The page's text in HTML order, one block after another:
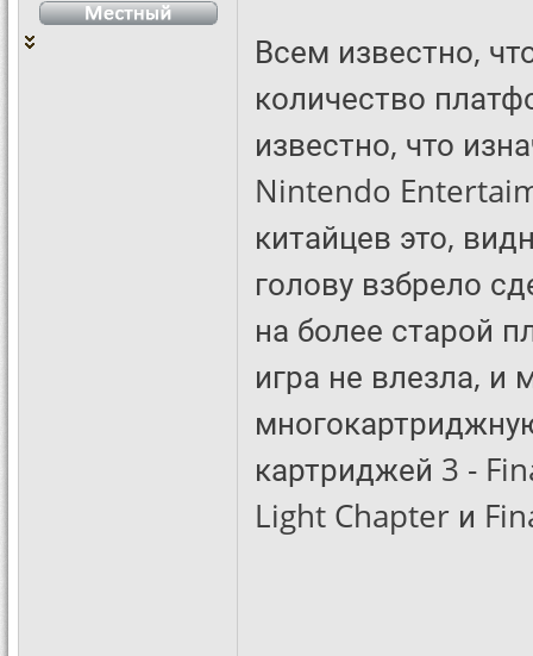
Всем известно,
количество
известно, что
Nintendo
китайцев это,
голову взбрело
на более старой
игра не влезла,
картриджей 3 -
Light Chapter и